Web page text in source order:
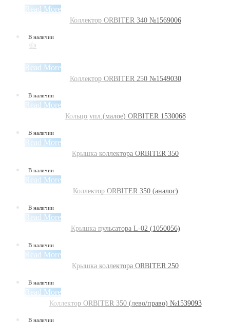
Read More
Коллектор ORBITER 340 №1569006
В наличии
👍
Read More
Коллектор ORBITER 250 №1549030
В наличии
Read More
Кольцо упл.(малое) ORBITER 1530068
В наличии
Read More
Крышка коллектора ORBITER 350
В наличии
Read More
Коллектор ORBITER 350 (аналог)
В наличии
Read More
Крышка пульсатора L-02 (1050056)
В наличии
Read More
Крышка коллектора ORBITER 250
В наличии
Read More
Коллектор ORBITER 350 (лево/право) №1539093
В наличии